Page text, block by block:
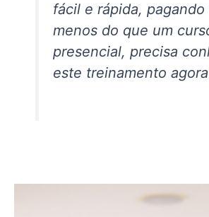
fácil e rápida, pagando
menos do que um
presencial, precisa
este treinamento